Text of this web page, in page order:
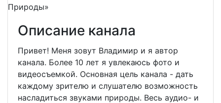
Описание канала
Привет! Меня зовут Владимир и я автор
канала. Более 10 лет я увлекаюсь фото и
видеосъемкой. Основная цель канала - дать
каждому зрителю и слушателю возможность
насладиться звуками природы. Весь аудио- и